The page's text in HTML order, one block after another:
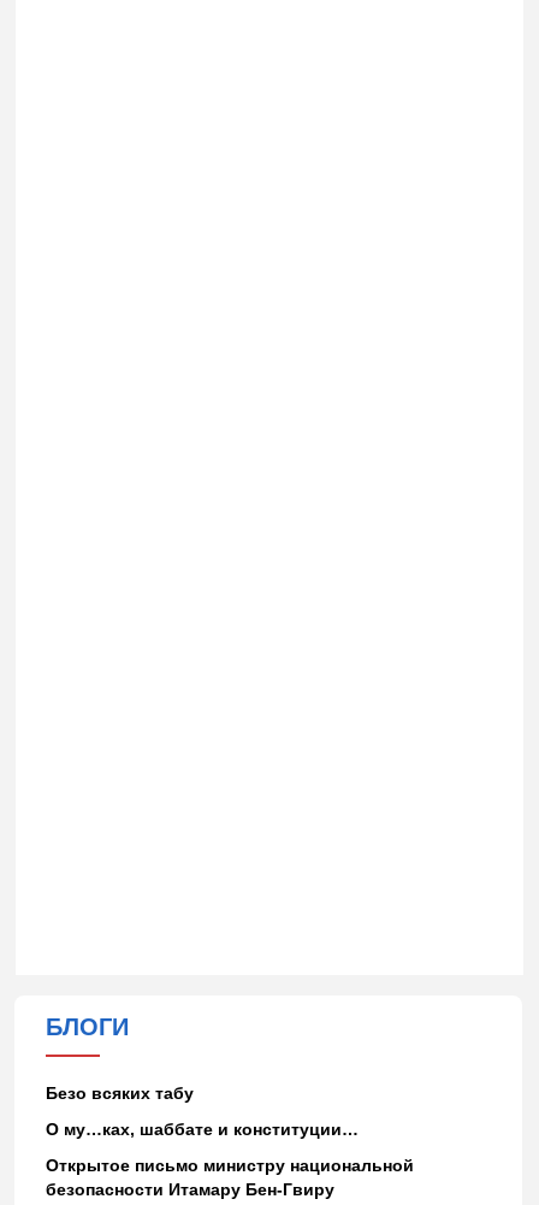
БЛОГИ
Безо всяких табу
О му…ках, шаббате и конституции…
Открытое письмо министру национальной
безопасности Итамару Бен-Гвиру